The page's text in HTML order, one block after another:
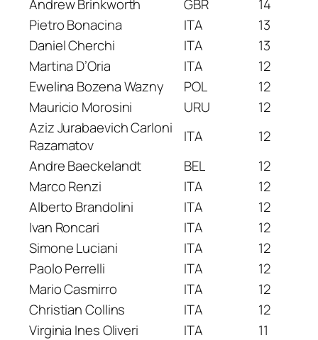
Andrew Brinkworth GBR
14
Pietro Bonacina
ITA
13
Daniel Cherchi
ITA
13
Martina D’Oria
ITA
12
Ewelina Bozena Wazny
POL
12
Mauricio Morosini
URU
12
Aziz Jurabaevich Carloni
Razamatov
ITA
12
Andre Baeckelandt
BEL
12
Marco Renzi
ITA
12
Alberto Brandolini
ITA
12
Ivan Roncari
ITA
12
Simone Luciani
ITA
12
Paolo Perrelli
ITA
12
Mario Casmirro
ITA
12
Christian Collins
ITA
12
Virginia Ines Oliveri
ITA
11